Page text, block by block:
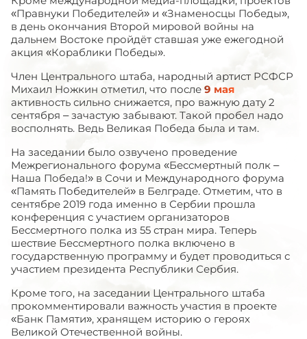
«Правнуки Победителей» и «Знаменосцы Победы»,
в день окончания Второй мировой войны на
дальнем Востоке пройдёт ставшая уже ежегодной
акция «Кораблики Победы».
Член Центрального штаба, народный артист РСФСР
Михаил Ножкин отметил, что после 9 мая
активность сильно снижается, про важную дату 2
сентября – зачастую забывают. Такой пробел надо
восполнять. Ведь Великая Победа была и там.
На заседании было озвучено проведение
Межрегионального форума «Бессмертный полк –
Наша Победа!» в Сочи и Международного форума
«Память Победителей» в Белграде. Отметим, что в
сентябре 2019 года именно в Сербии прошла
конференция с участием организаторов
Бессмертного полка из 55 стран мира. Теперь
шествие Бессмертного полка включено в
государственную программу и будет проводиться с
участием президента Республики Сербия.
Кроме того, на заседании Центрального штаба
прокомментировали важность участия в проекте
«Банк Памяти», хранящем историю о героях
Великой Отечественной войны.